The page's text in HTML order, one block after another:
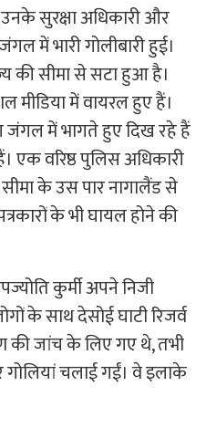
सुरक्षा अधिकारी और
में भारी गोलीबारी हुई।
की सीमा से सटा हुआ है।
में वायरल हुए हैं।
में भागते हुए दिख रहे हैं
एक वरिष्ठ पुलिस अधिकारी
सीमा के उस पार नागालैंड से
के भी घायल होने की
कुर्मी अपने निजी
के साथ देसोई घाटी रिजर्व
जांच के लिए गए थे, तभी
चलाई गईं। वे इलाके